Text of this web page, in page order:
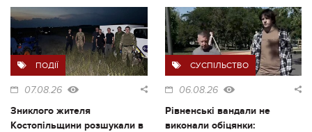
ПОДІЇ
07.08.26
Зниклого жителя
Костопільщини розшукали в
СУСПІЛЬСТВО
06.08.26
Рівненські вандали не
виконали обіцянки: